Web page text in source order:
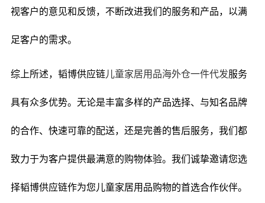
视客户的意见和反馈，不断改进我们的服务和产品，以满
足客户的需求。
综上所述，韬博供应链儿童家居用品海外仓一件代发服务
具有众多优势。无论是丰富多样的产品选择、与知名品牌
的合作、快速可靠的配送，还是完善的售后服务，我们都
致力于为客户提供最满意的购物体验。我们诚挚邀请您选
择韬博供应链作为您儿童家居用品购物的首选合作伙伴。